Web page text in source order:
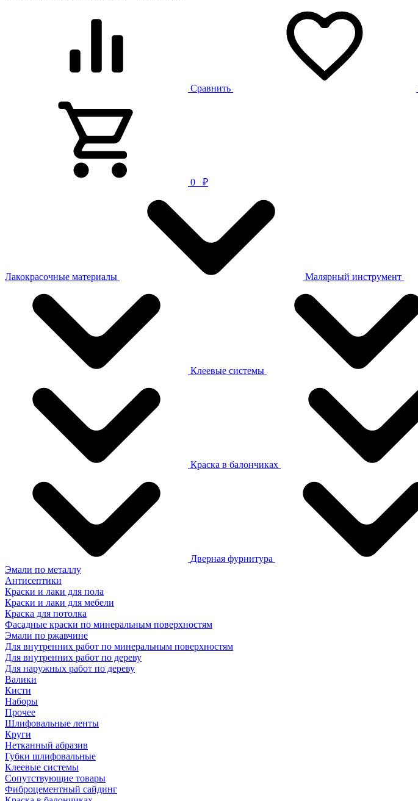
Сравнить
0 ₽
Лакокрасочные материалы Малярный инструмент
Клеевые системы
Краска в балончиках
Дверная фурнитура
Эмали по металлу
Антисептики
Краски и лаки для пола
Краски и лаки для мебели
Краска для потолка
Фасадные краски по минеральным поверхностям
Эмали по ржавчине
Для внутренних работ по минеральным поверхностям
Для внутренних работ по дереву
Для наружных работ по дереву
Валики
Кисти
Наборы
Прочее
Шлифовальные ленты
Круги
Нетканный абразив
Губки шлифовальные
Клеевые системы
Сопутствующие товары
Фиброцементный сайдинг